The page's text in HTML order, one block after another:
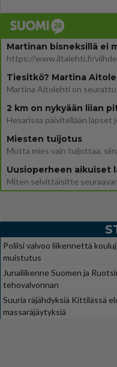
Martinan bisneksillä ei
2 km on nykyään liian
Miesten tuijotus
Poliisi valvoo liikennettä
muistutus
Junaliikenne Suomen ja
tehovalvonnan
Suuria räjähdyksiä Kittilässä
massaräjäytyksiä